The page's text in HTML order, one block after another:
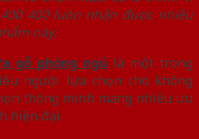
400 luôn nhận được nhiều
này.
gỗ phòng ngủ là một trong
người lựa chọn cho không
thông minh mang nhiều ưu
hiện đại.